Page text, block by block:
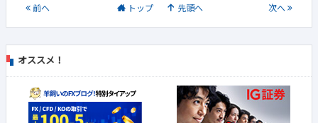
前へ トップ 先頭へ 次へ
オススメ！